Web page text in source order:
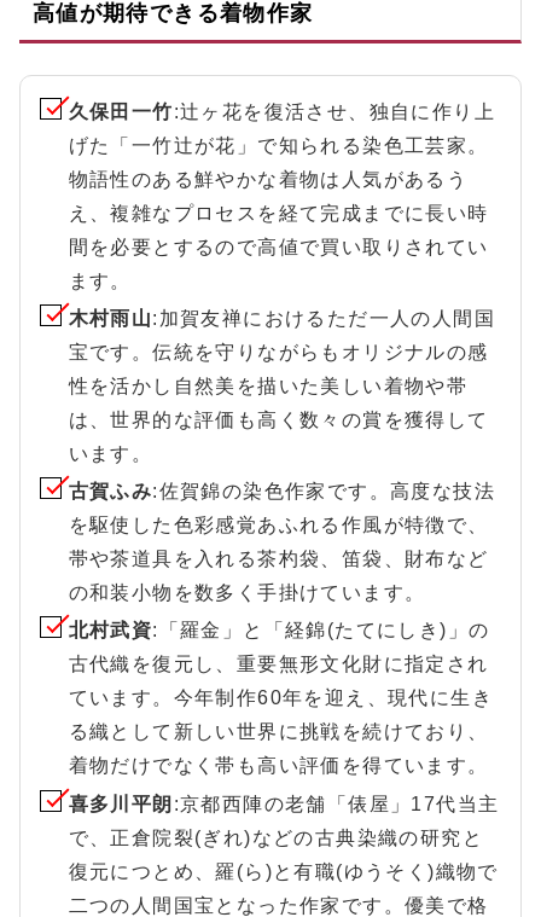
高値が期待できる着物作家
久保田一竹:辻ヶ花を復活させ、独自に作り上
げた「一竹辻が花」で知られる染色工芸家。
物語性のある鮮やかな着物は人気があるう
え、複雑なプロセスを経て完成までに長い時
間を必要とするので高値で買い取りされてい
ます。
木村雨山:加賀友禅におけるただ一人の人間国
宝です。伝統を守りながらもオリジナルの感
性を活かし自然美を描いた美しい着物や帯
は、世界的な評価も高く数々の賞を獲得して
います。
古賀ふみ:佐賀錦の染色作家です。高度な技法
を駆使した色彩感覚あふれる作風が特徴で、
帯や茶道具を入れる茶杓袋、笛袋、財布など
の和装小物を数多く手掛けています。
北村武資:「羅金」と「経錦(たてにしき)」の
古代織を復元し、重要無形文化財に指定され
ています。今年制作60年を迎え、現代に生き
る織として新しい世界に挑戦を続けており、
着物だけでなく帯も高い評価を得ています。
喜多川平朗 :京都西陣の老舗「俵屋」17代当主
で、正倉院裂(ぎれ)などの古典染織の研究と
復元につとめ、羅(ら)と有職(ゆうそく)織物で
二つの人間国宝となった作家です。優美で格